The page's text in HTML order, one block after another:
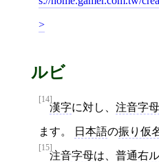
ルビ
[14]
漢字に対し、 注音字母
ます。 日本語の振り仮
[15]
注音字母は、普通右